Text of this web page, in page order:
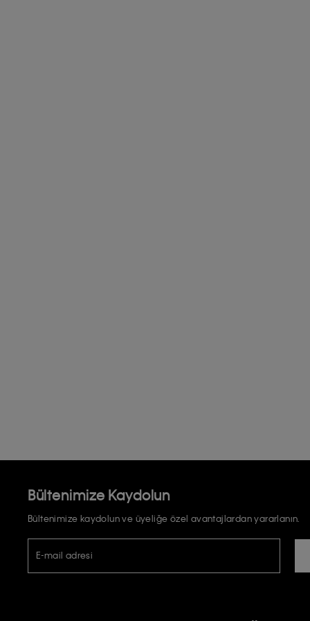
Bültenimize Kaydolun
Bültenimize kaydolun ve üyeliğe özel avantajlardan yararlanın.
E-mail adresi